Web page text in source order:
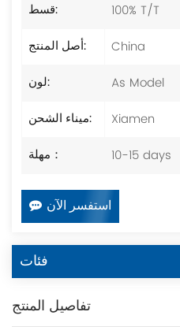
قسط:
100% T/T
أصل المنتج:
China
لون:
As Model
ميناء الشحن:
Xiamen
مهلة：
10-15 days
استفسر الآن
فئات
تفاصيل المنتج